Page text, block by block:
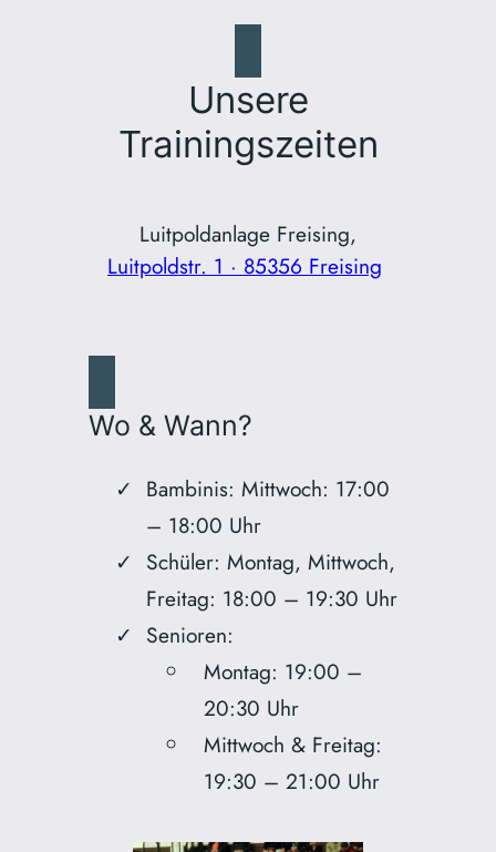
Unsere
Trainingszeiten
Luitpoldanlage Freising,
Luitpoldstr. 1 · 85356 Freising
Wo & Wann?
Bambinis: Mittwoch: 17:00
– 18:00 Uhr
Schüler: Montag, Mittwoch,
Freitag: 18:00 – 19:30 Uhr
Senioren:
Montag: 19:00 –
20:30 Uhr
Mittwoch & Freitag:
19:30 – 21:00 Uhr